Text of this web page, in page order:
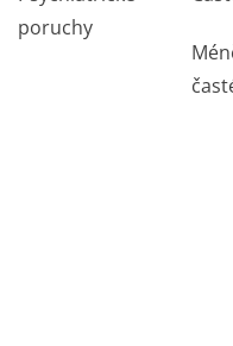
poruchy